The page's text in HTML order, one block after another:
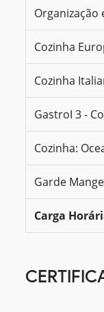
Organização
Cozinha
Cozinha
GastroI 3 -
Cozinha:
Garde
Carga